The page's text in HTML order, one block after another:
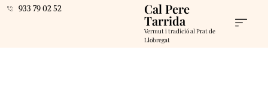
933 79 02 52 Cal Pere
Tarrida
Vermut i tradició al Prat de
Llobregat